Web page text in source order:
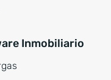
Inmobiliario